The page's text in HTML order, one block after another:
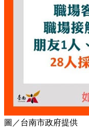
圖／台南市政府提供